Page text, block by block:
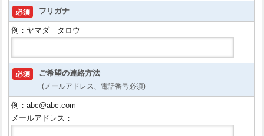
フリガナ
例：ヤマダ タロウ
ご希望の連絡方法
(メールアドレス、電話番号必須)
例：abc@abc.com
メールアドレス：